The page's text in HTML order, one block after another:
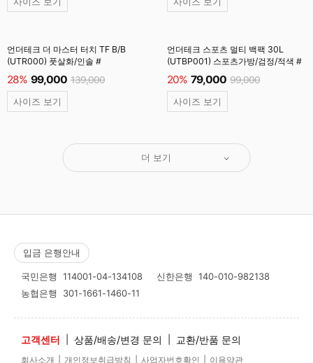
언더테크 더 마스터 터치 TF B/B
(UTR000) 풋살화/인솔 #
28% 99,000 139,000
사이즈 보기
언더테크 스포츠 멀티 백팩 30L
(UTBP001) 스포츠가방/검정/적색 #
20% 79,000 99,000
사이즈 보기
더 보기
입금 은행안내
국민은행 114001-04-134108 신한은행 140-010-982138
농협은행 301-1661-1460-11
고객센터 상품/배송/변경 문의 교환/반품 문의
회사소개 개인정보취급방침 사업자번호확인 이용약관